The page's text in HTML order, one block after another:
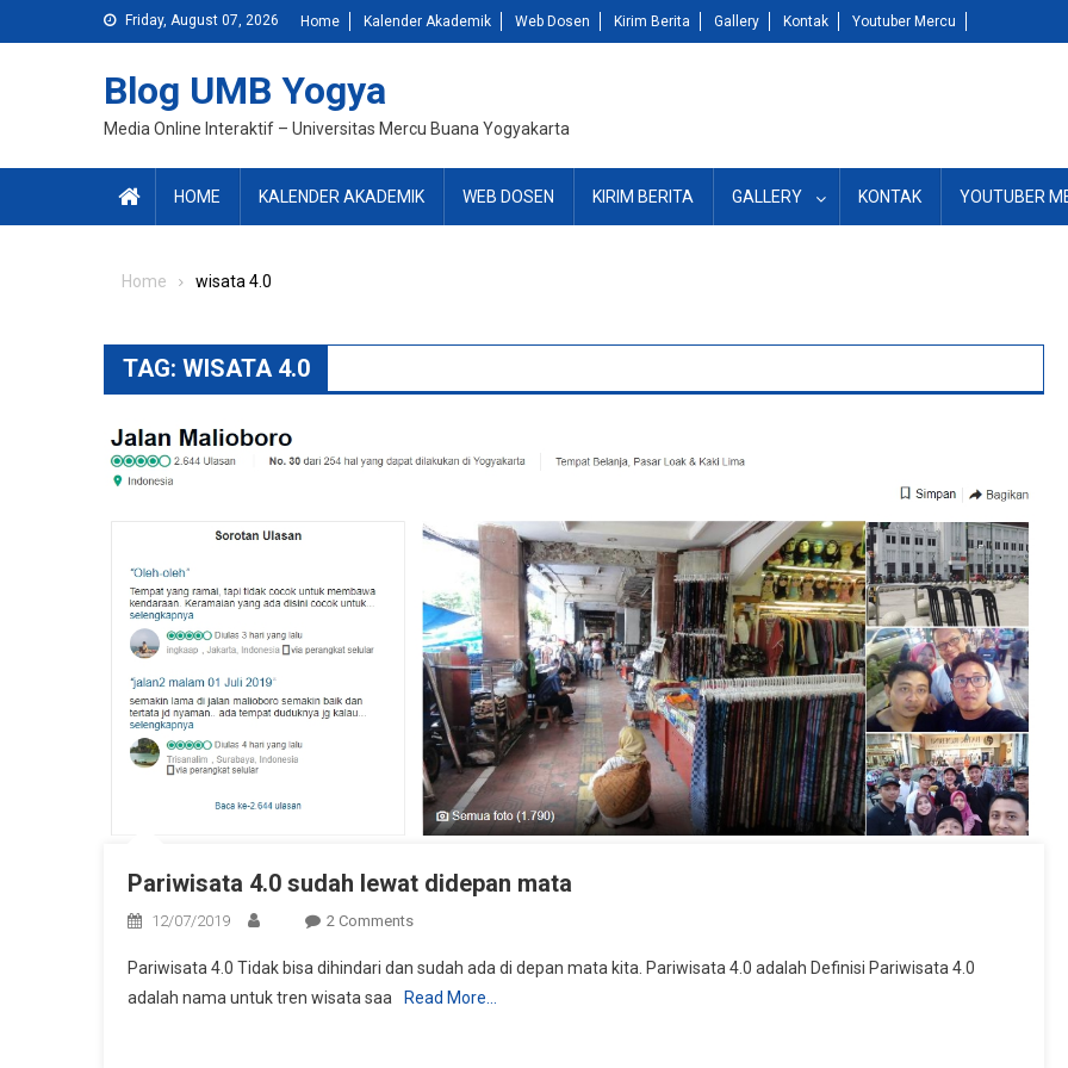
to
Friday, August 07, 2026 Home Kalender Akademik Web Dosen Kirim Berita Gallery Kontak Youtuber Mercu
Blog UMB Yogya
Media Online Interaktif – Universitas Mercu Buana Yogyakarta
HOME KALENDER AKADEMIK WEB DOSEN KIRIM BERITA GALLERY KONTAK YOUTUBER
Home wisata 4.0
TAG: WISATA 4.0
Pariwisata 4.0 sudah lewat didepan mata
12/07/2019 2 CommentsOn
4.0
Sudah
Pariwisata 4.0 Tidak bisa dihindari dan sudah ada di depan mata kita. Pariwisata 4.0 adalah Definisi Pariwisata 4.0
adalah nama untuk tren wisata saa
Read More…